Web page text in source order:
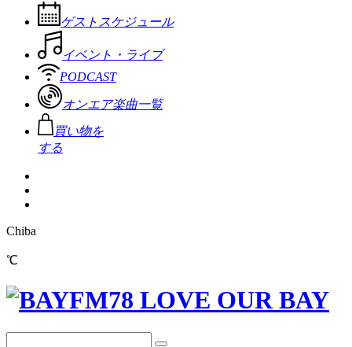
ゲストスケジュール
イベント・ライブ
PODCAST
オンエア楽曲一覧
買い物を
する
Chiba
℃